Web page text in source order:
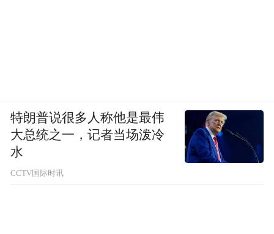
特朗普说很多人称他是最伟
大总统之一，记者当场泼冷
水
CCTV国际时讯